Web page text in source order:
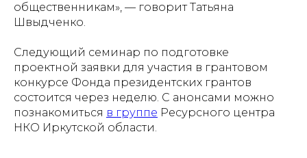
общественникам», — говорит Татьяна
Швыдченко.
Следующий семинар по подготовке
проектной заявки для участия в грантовом
конкурсе Фонда президентских грантов
состоится через неделю. С анонсами можно
познакомиться в группе Ресурсного центра
НКО Иркутской области.